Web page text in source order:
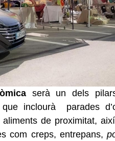
serà un dels
inclourà parades
aliments de proximitat,
com creps, entrepans,